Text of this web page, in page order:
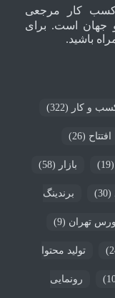
کار مرجعی
جهان است. برای
باشید.
و کار (322)
افتتاح (26)
(19) بازار (58)
(30) برندینگ
تهران (9)
تولید محتوا
رونمایی